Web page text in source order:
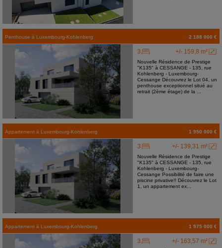
Penthouse à Luxembourg-Kohlenberg 2 188 000 €
+/- 159,8 m²
3
Nouvelle Résidence de Prestige
"K135" à CESSANGE - 135, rue
Kohlenberg - Luxembourg-
Cessange Découvrez le Lot 04, un
penthouse exceptionnel situé au
retrait (2ème étage) de la ...
Appartement à Luxembourg-Kohlenberg 1 950 000 €
+/- 139,31 m²
3
Nouvelle Résidence de Prestige
"K135" à CESSANGE - 135, rue
Kohlenberg - Luxembourg-
Cessange Possibilité de faire une
piscine privative!! Découvrez le Lot
1, un appartement ex...
Appartement à Luxembourg-Kohlenberg 1 975 000 €
+/- 163,57 m²
3